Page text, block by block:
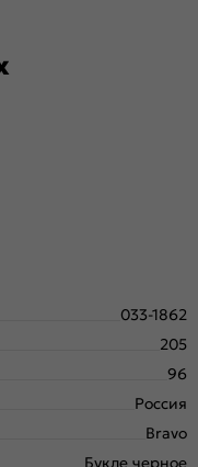
033-1862
205
96
Россия
Bravo
Букле черное